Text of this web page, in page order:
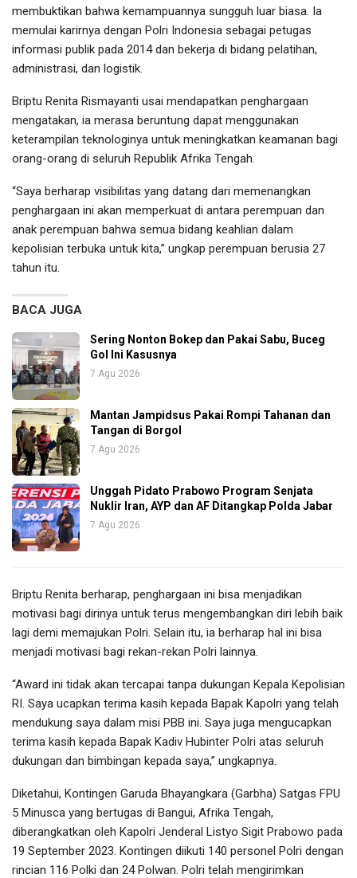
membuktikan bahwa kemampuannya sungguh luar biasa. Ia
memulai karirnya dengan Polri Indonesia sebagai petugas
informasi publik pada 2014 dan bekerja di bidang pelatihan,
administrasi, dan logistik.
Briptu Renita Rismayanti usai mendapatkan penghargaan
mengatakan, ia merasa beruntung dapat menggunakan
keterampilan teknologinya untuk meningkatkan keamanan bagi
orang-orang di seluruh Republik Afrika Tengah.
“Saya berharap visibilitas yang datang dari memenangkan
penghargaan ini akan memperkuat di antara perempuan dan
anak perempuan bahwa semua bidang keahlian dalam
kepolisian terbuka untuk kita,” ungkap perempuan berusia 27
tahun itu.
BACA JUGA
Sering Nonton Bokep dan Pakai Sabu, Buceg
Gol Ini Kasusnya
7 Agu 2026
Mantan Jampidsus Pakai Rompi Tahanan dan
Tangan di Borgol
7 Agu 2026
Unggah Pidato Prabowo Program Senjata
Nuklir Iran, AYP dan AF Ditangkap Polda Jabar
7 Agu 2026
Briptu Renita berharap, penghargaan ini bisa menjadikan
motivasi bagi dirinya untuk terus mengembangkan diri lebih baik
lagi demi memajukan Polri. Selain itu, ia berharap hal ini bisa
menjadi motivasi bagi rekan-rekan Polri lainnya.
“Award ini tidak akan tercapai tanpa dukungan Kepala Kepolisian
RI. Saya ucapkan terima kasih kepada Bapak Kapolri yang telah
mendukung saya dalam misi PBB ini. Saya juga mengucapkan
terima kasih kepada Bapak Kadiv Hubinter Polri atas seluruh
dukungan dan bimbingan kepada saya,” ungkapnya.
Diketahui, Kontingen Garuda Bhayangkara (Garbha) Satgas FPU
5 Minusca yang bertugas di Bangui, Afrika Tengah,
diberangkatkan oleh Kapolri Jenderal Listyo Sigit Prabowo pada
19 September 2023. Kontingen diikuti 140 personel Polri dengan
rincian 116 Polki dan 24 Polwan. Polri telah mengirimkan